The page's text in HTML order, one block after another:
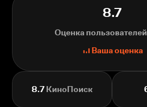
8.7
Оценка
Ваша оценка
8.7 КиноПоиск